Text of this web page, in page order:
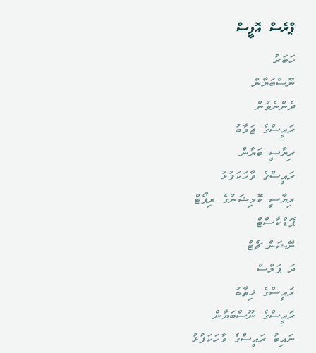
ޕްރެސް އޮފީސް
ޚަބަރު
ނޫސްބަޔާން
ދެންނެވުން
ރައީސްގެ ޖަވާބު
ރިޔާސީ ބަޔާން
ރައީސްގެ ވާހަކަފުޅު
ރިޔާސީ ކޮމިޝަނުގެ ރިޕޯޓް
ޕޮޑްކާސްޓް
ނޭޝަން ޗެޓް
ދަ ޕަލްސް
ރައީސްގެ ޚިތާބު
ރައީސްގެ ނޫސްބަޔާން
ނައިބު ރައީސްގެ ވާހަކަފުޅު